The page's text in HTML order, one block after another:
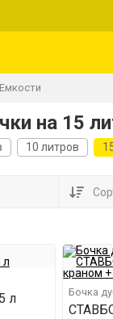
Емкости
на 15
10 литров
л Бочка